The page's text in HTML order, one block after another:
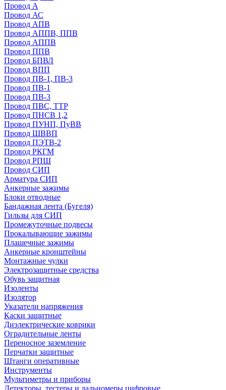
Провод А
Провод АС
Провод АПВ
Провод АППВ, ППВ
Провод АППВ
Провод ППВ
Провод БПВЛ
Провод ВПП
Провод ПВ-1, ПВ-3
Провод ПВ-1
Провод ПВ-3
Провод ПВС, ТТР
Провод ПНСВ 1,2
Провод ПУНП, ПуВВ
Провод ШВВП
Провод ПЭТВ-2
Провод РКГМ
Провод РПШ
Провод СИП
Арматура СИП
Анкерные зажимы
Блоки отводные
Бандажная лента (Бугеля)
Гильзы для СИП
Промежуточные подвесы
Прокалывающие зажимы
Плашечные зажимы
Анкерные кронштейны
Монтажные чулки
Электрозащитные средства
Обувь защитная
Изоленты
Изолятор
Указатели напряжения
Каски защитные
Диэлектрические коврики
Оградительные ленты
Переносное заземление
Перчатки защитные
Штанги оперативные
Инструменты
Мультиметры и приборы
Детекторы, тестеры и дальномеры цифровые